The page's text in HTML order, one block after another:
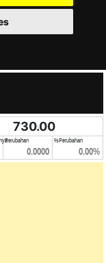
730.00
Perubahan
0.0000
%Perubahan
0.00%